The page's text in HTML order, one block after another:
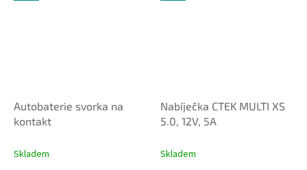
Autobaterie svorka na
kontakt
Skladem
Nabíječka CTEK MULTI XS
5.0, 12V, 5A
Skladem